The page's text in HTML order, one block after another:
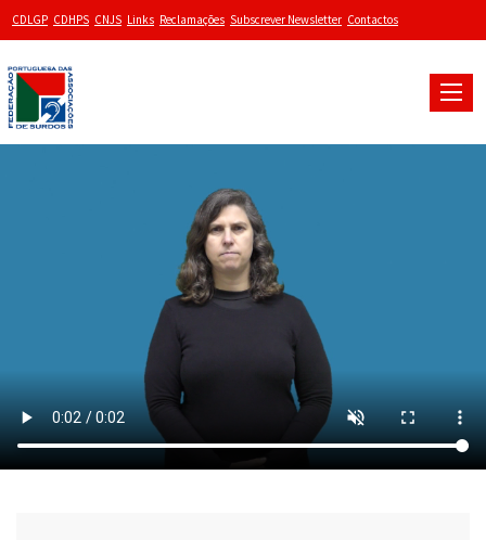
CDLGP CDHPS CNJS Links Reclamações Subscrever Newsletter Contactos
Toggle